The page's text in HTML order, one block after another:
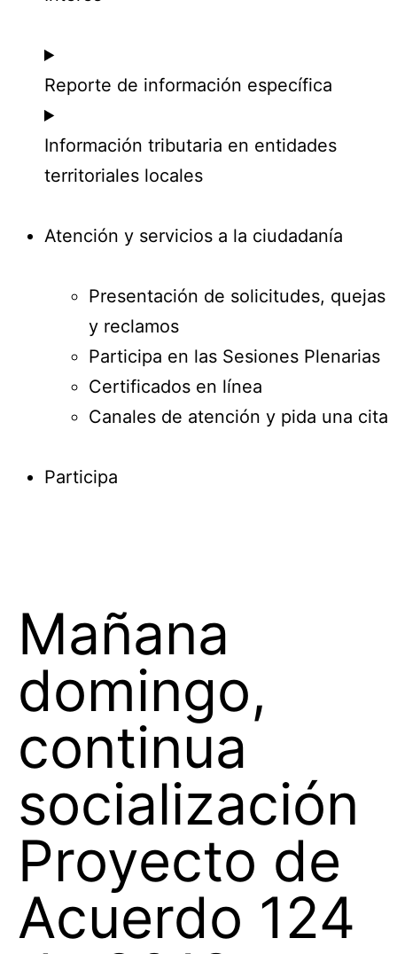
Reporte de información específica
Información tributaria en entidades
territoriales locales
Atención y servicios a la ciudadanía
Presentación de solicitudes, quejas
y reclamos
Participa en las Sesiones Plenarias
Certificados en línea
Canales de atención y pida una cita
Participa
Mañana
domingo,
continua
socialización
Proyecto de
Acuerdo 124